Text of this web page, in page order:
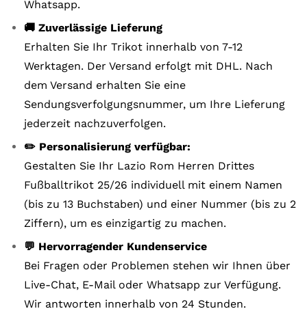
Whatsapp.
🚚 Zuverlässige Lieferung
Erhalten Sie Ihr Trikot innerhalb von 7-12
Werktagen. Der Versand erfolgt mit DHL. Nach
dem Versand erhalten Sie eine
Sendungsverfolgungsnummer, um Ihre Lieferung
jederzeit nachzuverfolgen.
✏️ Personalisierung verfügbar:
Gestalten Sie Ihr Lazio Rom Herren Drittes
Fußballtrikot 25/26 individuell mit einem Namen
(bis zu 13 Buchstaben) und einer Nummer (bis zu 2
Ziffern), um es einzigartig zu machen.
💬 Hervorragender Kundenservice
Bei Fragen oder Problemen stehen wir Ihnen über
Live-Chat, E-Mail oder Whatsapp zur Verfügung.
Wir antworten innerhalb von 24 Stunden.